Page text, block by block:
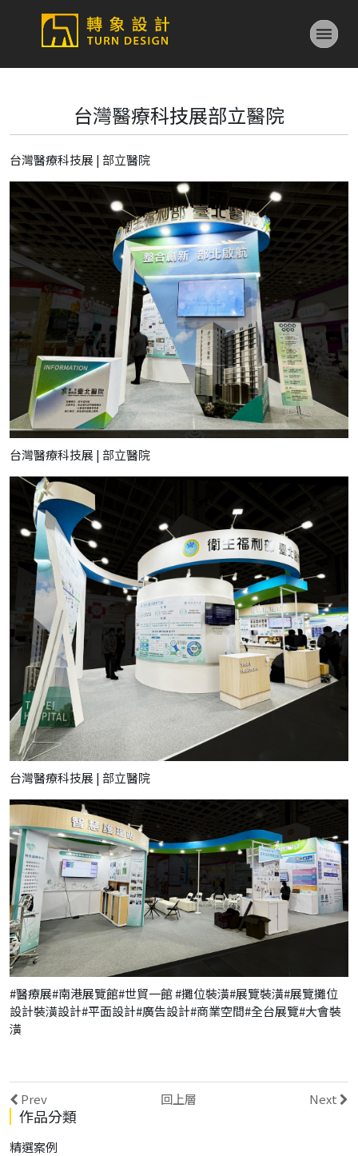
台灣醫療科技展部立醫院
台灣醫療科技展 | 部立醫院
台灣醫療科技展 | 部立醫院
台灣醫療科技展 | 部立醫院
#醫療展#南港展覽館#世貿一館 #攤位裝潢#展覽裝潢#展覽攤位
設計裝潢設計#平面設計#廣告設計#商業空間#全台展覽#大會裝
潢
Prev 回上層 Next
作品分類
精選案例